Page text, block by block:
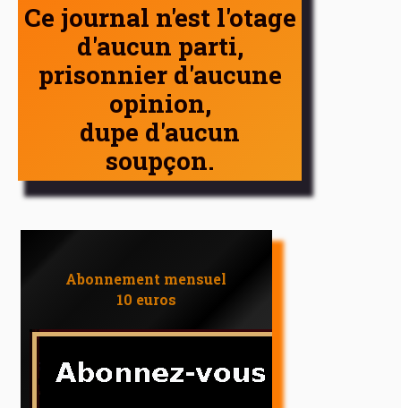
Ce journal n'est l'otage
d'aucun parti,
prisonnier d'aucune
opinion,
dupe d'aucun
soupçon.
Abonnement mensuel
10 euros